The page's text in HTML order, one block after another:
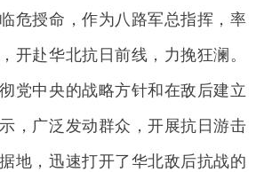
危授命，作为八路军总指挥，率
开赴华北抗日前线，力挽狂澜。
党中央的战略方针和在敌后建立
，广泛发动群众，开展抗日游击
地，迅速打开了华北敌后抗战的